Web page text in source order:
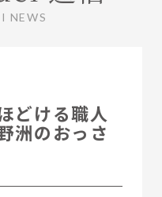
NEWS
どける職人
洲のおっさ